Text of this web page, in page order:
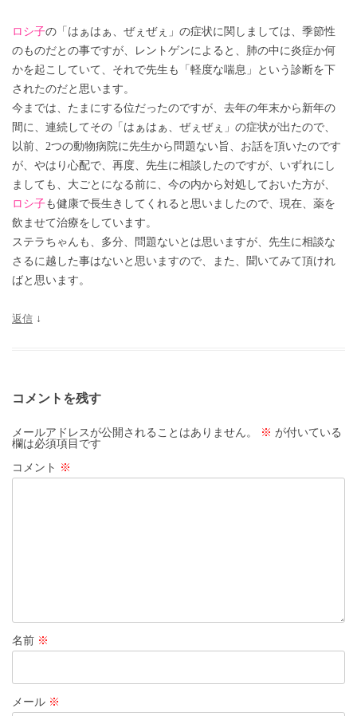
ロシ子の「はぁはぁ、ぜぇぜぇ」の症状に関しましては、季節性
のものだとの事ですが、レントゲンによると、肺の中に炎症か何
かを起こしていて、それで先生も「軽度な喘息」という診断を下
されたのだと思います。
今までは、たまにする位だったのですが、去年の年末から新年の
間に、連続してその「はぁはぁ、ぜぇぜぇ」の症状が出たので、
以前、2つの動物病院に先生から問題ない旨、お話を頂いたのです
が、やはり心配で、再度、先生に相談したのですが、いずれにし
ましても、大ごとになる前に、今の内から対処しておいた方が、
ロシ子も健康で長生きしてくれると思いましたので、現在、薬を
飲ませて治療をしています。
ステラちゃんも、多分、問題ないとは思いますが、先生に相談な
さるに越した事はないと思いますので、また、聞いてみて頂けれ
ばと思います。
返信 ↓
コメントを残す
メールアドレスが公開されることはありません。 ※ が付いている
欄は必須項目です
コメント ※
名前 ※
メール ※